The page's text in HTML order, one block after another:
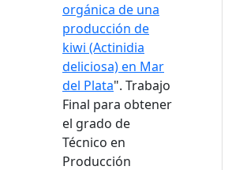
orgánica de una
producción de
kiwi (Actinidia
deliciosa) en Mar
del Plata". Trabajo
Final para obtener
el grado de
Técnico en
Producción